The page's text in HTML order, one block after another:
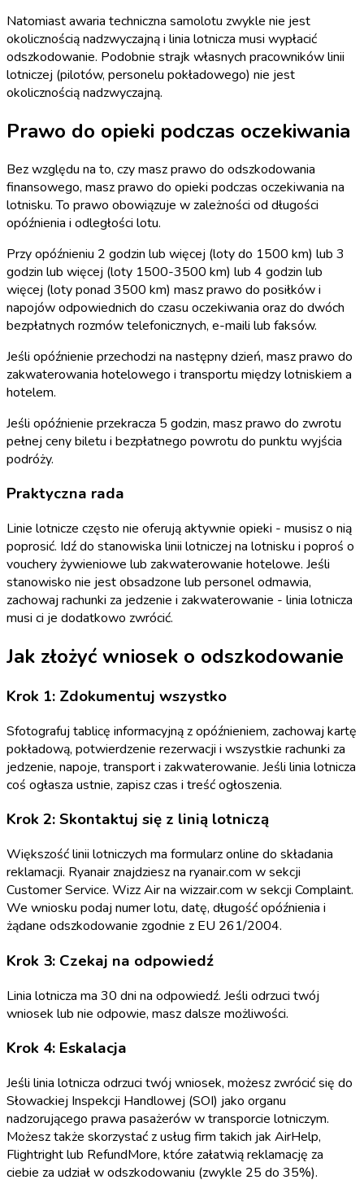
Natomiast awaria techniczna samolotu zwykle nie jest
okolicznością nadzwyczajną i linia lotnicza musi wypłacić
odszkodowanie. Podobnie strajk własnych pracowników linii
lotniczej (pilotów, personelu pokładowego) nie jest
okolicznością nadzwyczajną.
Prawo do opieki podczas oczekiwania
Bez względu na to, czy masz prawo do odszkodowania
finansowego, masz prawo do opieki podczas oczekiwania na
lotnisku. To prawo obowiązuje w zależności od długości
opóźnienia i odległości lotu.
Przy opóźnieniu 2 godzin lub więcej (loty do 1500 km) lub 3
godzin lub więcej (loty 1500-3500 km) lub 4 godzin lub
więcej (loty ponad 3500 km) masz prawo do posiłków i
napojów odpowiednich do czasu oczekiwania oraz do dwóch
bezpłatnych rozmów telefonicznych, e-maili lub faksów.
Jeśli opóźnienie przechodzi na następny dzień, masz prawo do
zakwaterowania hotelowego i transportu między lotniskiem a
hotelem.
Jeśli opóźnienie przekracza 5 godzin, masz prawo do zwrotu
pełnej ceny biletu i bezpłatnego powrotu do punktu wyjścia
podróży.
Praktyczna rada
Linie lotnicze często nie oferują aktywnie opieki - musisz o nią
poprosić. Idź do stanowiska linii lotniczej na lotnisku i poproś o
vouchery żywieniowe lub zakwaterowanie hotelowe. Jeśli
stanowisko nie jest obsadzone lub personel odmawia,
zachowaj rachunki za jedzenie i zakwaterowanie - linia lotnicza
musi ci je dodatkowo zwrócić.
Jak złożyć wniosek o odszkodowanie
Krok 1: Zdokumentuj wszystko
Sfotografuj tablicę informacyjną z opóźnieniem, zachowaj kartę
pokładową, potwierdzenie rezerwacji i wszystkie rachunki za
jedzenie, napoje, transport i zakwaterowanie. Jeśli linia lotnicza
coś ogłasza ustnie, zapisz czas i treść ogłoszenia.
Krok 2: Skontaktuj się z linią lotniczą
Większość linii lotniczych ma formularz online do składania
reklamacji. Ryanair znajdziesz na ryanair.com w sekcji
Customer Service. Wizz Air na wizzair.com w sekcji Complaint.
We wniosku podaj numer lotu, datę, długość opóźnienia i
żądane odszkodowanie zgodnie z EU 261/2004.
Krok 3: Czekaj na odpowiedź
Linia lotnicza ma 30 dni na odpowiedź. Jeśli odrzuci twój
wniosek lub nie odpowie, masz dalsze możliwości.
Krok 4: Eskalacja
Jeśli linia lotnicza odrzuci twój wniosek, możesz zwrócić się do
Słowackiej Inspekcji Handlowej (SOI) jako organu
nadzorującego prawa pasażerów w transporcie lotniczym.
Możesz także skorzystać z usług firm takich jak AirHelp,
Flightright lub RefundMore, które załatwią reklamację za
ciebie za udział w odszkodowaniu (zwykle 25 do 35%).